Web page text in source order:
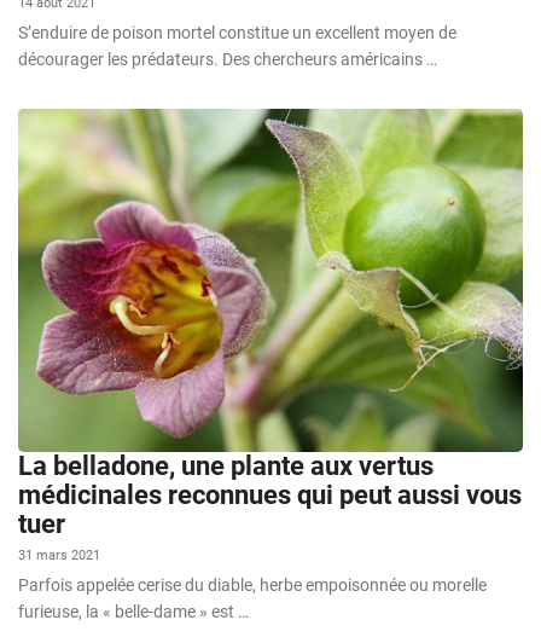
S’enduire de poison mortel constitue un excellent moyen de
décourager les prédateurs. Des chercheurs américains …
La belladone, une plante aux vertus
médicinales reconnues qui peut aussi vous
tuer
31 mars 2021
Parfois appelée cerise du diable, herbe empoisonnée ou morelle
furieuse, la « belle-dame » est …